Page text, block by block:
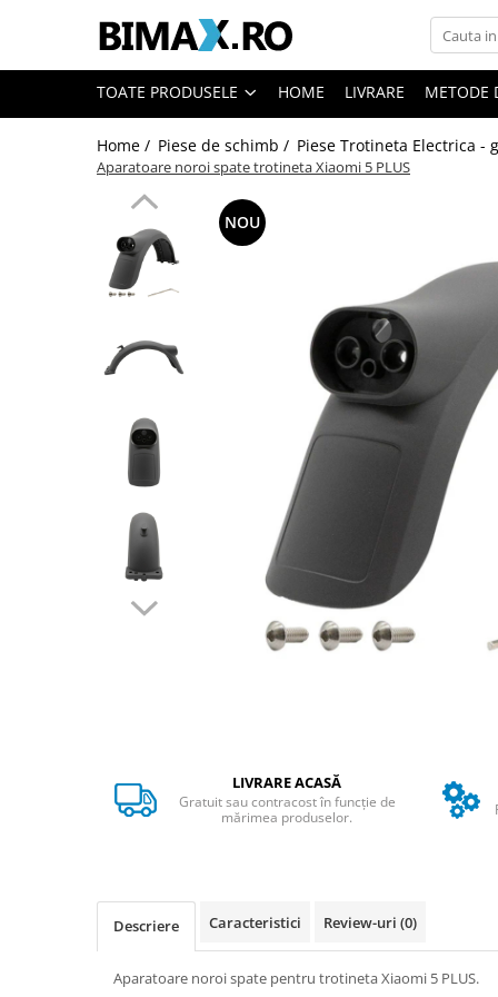
Toate Produsele
Triciclete Electrice
➔ Adulti - Fara permis
➔ Adulti - 2 Locuri
➔ Cu Cabina fara Permis
➔ Cu Cabina Inchisa
Controllere
TOATE PRODUSELE HOME LIVRARE METODE
Home / Piese de schimb / Piese Trotineta Electrica -
Aparatoare noroi spate trotineta Xiaomi 5 PLUS
NOU
LIVRARE ACASĂ
Gratuit sau contracost în funcție de
mărimea produselor.
Descriere Caracteristici Review-uri (0)
Aparatoare noroi spate pentru trotineta Xiaomi 5 PLUS.